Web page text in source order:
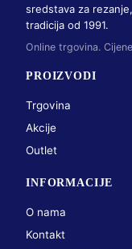
sredstava za
tradicija od 1991.
Online trgovina.
PROIZVODI
Trgovina
Akcije
Outlet
INFORMACIJE
O nama
Kontakt